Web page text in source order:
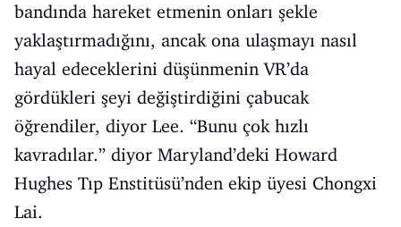
bandında hareket etmenin onları şekle
yaklaştırmadığını, ancak ona ulaşmayı nasıl
hayal edeceklerini düşünmenin VR’da
gördükleri şeyi değiştirdiğini çabucak
öğrendiler, diyor Lee. “Bunu çok hızlı
kavradılar.” diyor Maryland’deki Howard
Hughes Tıp Enstitüsü’nden ekip üyesi Chongxi
Lai.